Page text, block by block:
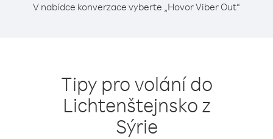
V nabídce konverzace vyberte „Hovor Viber Out“
Tipy pro volání do
Lichtenštejnsko z
Sýrie